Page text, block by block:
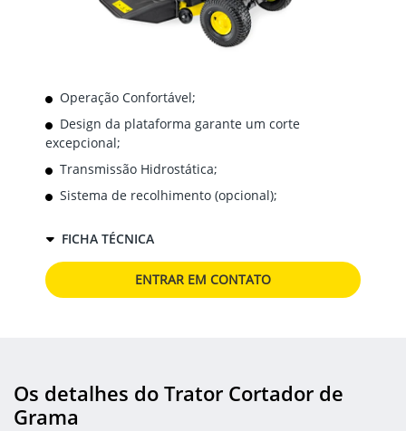
Operação Confortável;
Design da plataforma garante um corte
excepcional;
Transmissão Hidrostática;
Sistema de recolhimento (opcional);
FICHA TÉCNICA
ENTRAR EM CONTATO
Os detalhes do Trator Cortador de
Grama